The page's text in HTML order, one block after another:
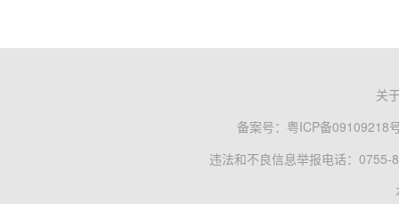
关
备案号： 粤ICP备09109218
违法和不良信息举报电话：0755-